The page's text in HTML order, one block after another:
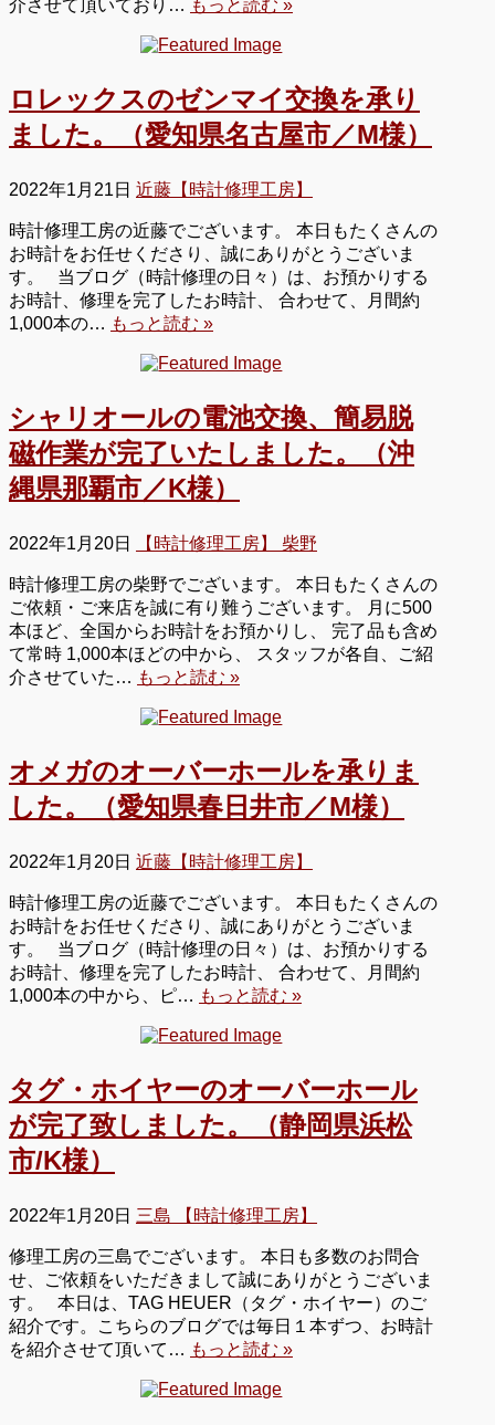
介させて頂いており… もっと読む »
ロレックスのゼンマイ交換を承り
ました。（愛知県名古屋市／M様）
2022年1月21日 近藤【時計修理工房】
時計修理工房の近藤でございます。 本日もたくさんの
お時計をお任せくださり、誠にありがとうございま
す。 当ブログ（時計修理の日々）は、お預かりする
お時計、修理を完了したお時計、 合わせて、月間約
1,000本の… もっと読む »
シャリオールの電池交換、簡易脱
磁作業が完了いたしました。（沖
縄県那覇市／K様）
2022年1月20日 【時計修理工房】 柴野
時計修理工房の柴野でございます。 本日もたくさんの
ご依頼・ご来店を誠に有り難うございます。 月に500
本ほど、全国からお時計をお預かりし、 完了品も含め
て常時 1,000本ほどの中から、 スタッフが各自、ご紹
介させていた… もっと読む »
オメガのオーバーホールを承りま
した。（愛知県春日井市／M様）
2022年1月20日 近藤【時計修理工房】
時計修理工房の近藤でございます。 本日もたくさんの
お時計をお任せくださり、誠にありがとうございま
す。 当ブログ（時計修理の日々）は、お預かりする
お時計、修理を完了したお時計、 合わせて、月間約
1,000本の中から、ピ… もっと読む »
タグ・ホイヤーのオーバーホール
が完了致しました。（静岡県浜松
市/K様）
2022年1月20日 三島 【時計修理工房】
修理工房の三島でございます。 本日も多数のお問合
せ、ご依頼をいただきまして誠にありがとうございま
す。 本日は、TAG HEUER（タグ・ホイヤー）のご
紹介です。こちらのブログでは毎日１本ずつ、お時計
を紹介させて頂いて… もっと読む »